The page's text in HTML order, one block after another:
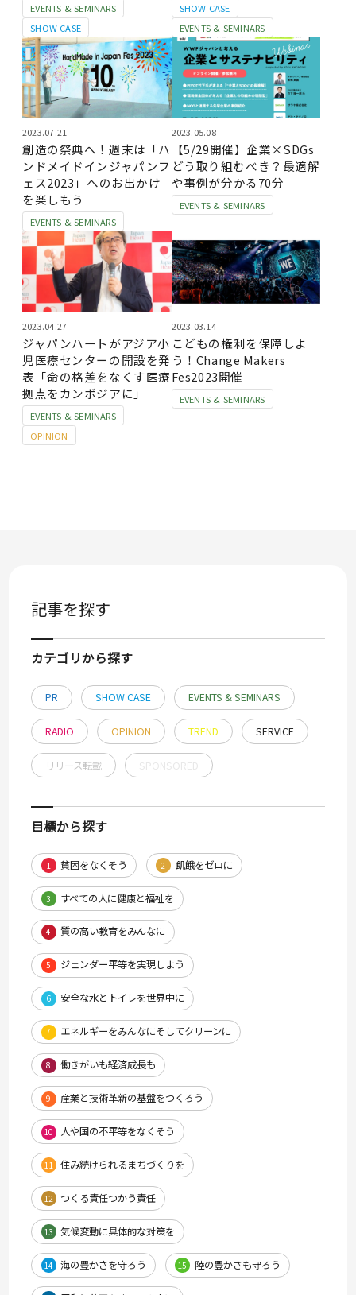
EVENTS & SEMINARS
SHOW CASE
SHOW CASE
EVENTS & SEMINARS
EVENTS & SEMINARS
2023.07.21
創造の祭典へ！週末は「ハ
ンドメイドインジャパンフ
ェス2023」へのお出かけ
を楽しもう
EVENTS & SEMINARS
2023.05.08
【5/29開催】企業×SDGs
どう取り組むべき？最適解
や事例が分かる70分
EVENTS & SEMINARS
OPINION
2023.04.27
ジャパンハートがアジア小
児医療センターの開設を発
表「命の格差をなくす医療
拠点をカンボジアに」
EVENTS & SEMINARS
2023.03.14
こどもの権利を保障しよ
う！Change Makers
Fes2023開催
記事を探す
カテゴリから探す
PR SHOW CASE EVENTS & SEMINARS
RADIO OPINION TREND SERVICE
リリース転載
目標から探す
1 貧困をなくそう 2 飢餓をゼロに
3 すべての人に健康と福祉を
4 質の高い教育をみんなに
5 ジェンダー平等を実現しよう
6 安全な水とトイレを世界中に
7 エネルギーをみんなにそしてクリーンに
8 働きがいも経済成長も
9 産業と技術革新の基盤をつくろう
10 人や国の不平等をなくそう
11 住み続けられるまちづくりを
12 つくる責任つかう責任
13 気候変動に具体的な対策を
14 海の豊かさを守ろう 15 陸の豊かさも守ろう